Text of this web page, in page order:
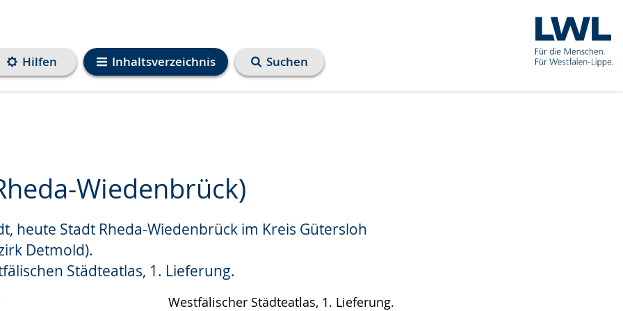
Inhaltsverzeichnis
Hilfen Suchen
Wiedenbrück)
heute Stadt Rheda-Wiedenbrück im Kreis Gütersloh
Detmold).
Städteatlas, 1. Lieferung.
Westfälischer Städteatlas, 1. Lieferung.